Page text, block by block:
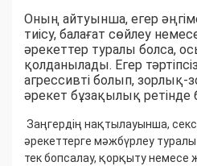
Оның айтуынша, егер
тиісу, балағат сөйлеу
әрекеттер туралы болса,
қолданылады. Егер
агрессивті болып, зорлық-
әрекет бұзақылық ретінде
Заңгердің нақтылауынша,
әрекеттерге мәжбүрлеу
тек бопсалау, қорқыту немесе